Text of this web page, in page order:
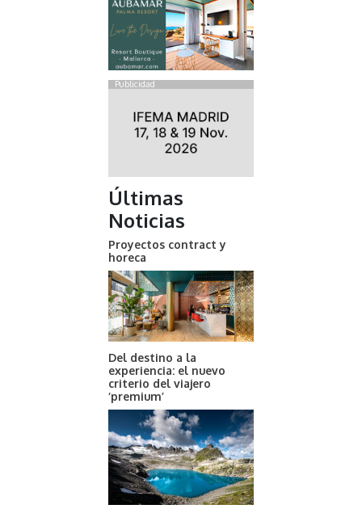
Publicidad
Últimas
Noticias
Proyectos contract y
horeca
Del destino a la
experiencia: el nuevo
criterio del viajero
‘premium’